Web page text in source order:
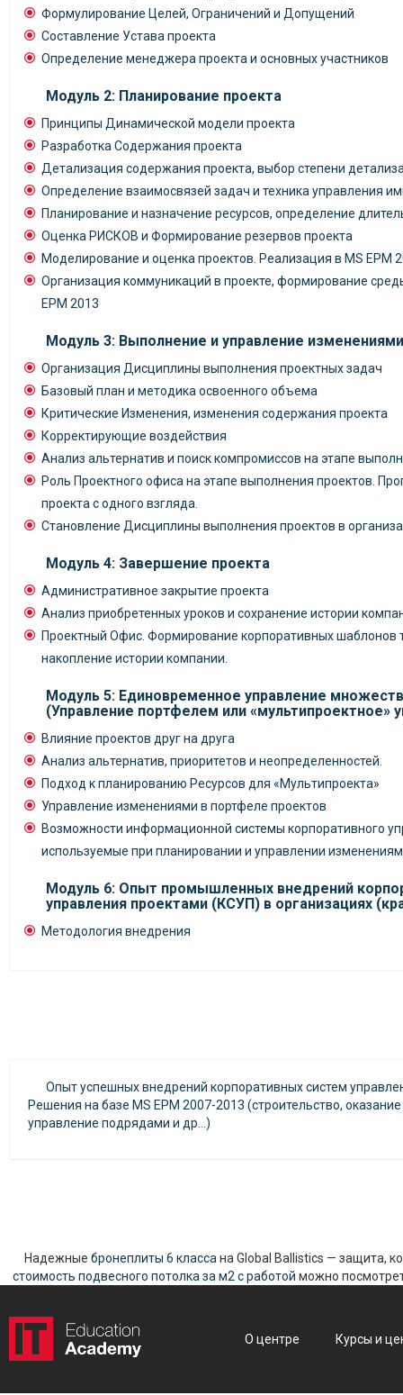
Формулирование Целей, Ограничений и Допущений
Составление Устава проекта
Определение менеджера проекта и основных участников
Модуль 2: Планирование проекта
Принципы Динамической модели проекта
Разработка Содержания проекта
Детализация содержания проекта, выбор степени
Определение взаимосвязей задач и техника управления
Планирование и назначение ресурсов, определение
Оценка РИСКОВ и Формирование резервов проекта
Моделирование и оценка проектов. Реализация в MS EPM
Организация коммуникаций в проекте, формирование
EPM 2013
Модуль 3: Выполнение и управление
Организация Дисциплины выполнения проектных задач
Базовый план и методика освоенного объема
Критические Изменения, изменения содержания проекта
Корректирующие воздействия
Анализ альтернатив и поиск компромиссов на этапе
Роль Проектного офиса на этапе выполнения проектов.
проекта с одного взгляда.
Становление Дисциплины выполнения проектов в
Модуль 4: Завершение проекта
Административное закрытие проекта
Анализ приобретенных уроков и сохранение истории
Проектный Офис. Формирование корпоративных шаблонов
накопление истории компании.
Модуль 5: Единовременное управление
(Управление портфелем или «мультипроектное»
Влияние проектов друг на друга
Анализ альтернатив, приоритетов и неопределенностей.
Подход к планированию Ресурсов для «Мультипроекта»
Управление изменениями в портфеле проектов
Возможности информационной системы корпоративного
используемые при планировании и управлении
Модуль 6: Опыт промышленных внедрений
управления проектами (КСУП) в организациях
Методология внедрения
Опыт успешных внедрений корпоративных систем
Решения на базе MS EPM 2007-2013 (строительство,
управление подрядами и др…)
Надежные бронеплиты 6 класса на Global Ballistics — защита,
стоимость подвесного потолка за м2 с работой можно
О центре Курсы и